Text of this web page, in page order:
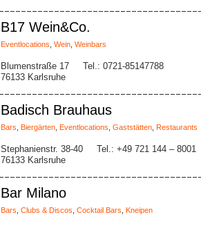
B17 Wein&Co.
Eventlocations Wein Weinbars
Blumenstraße 17
76133 Karlsruhe
Tel.: 0721-85147788
Badisch Brauhaus
Bars Biergärten Eventlocations Gaststätten Restaurants
Stephanienstr. 38-40
76133 Karlsruhe
Tel.: +49 721 144 – 8001
Bar Milano
Bars Clubs & Discos Cocktail Bars Kneipen